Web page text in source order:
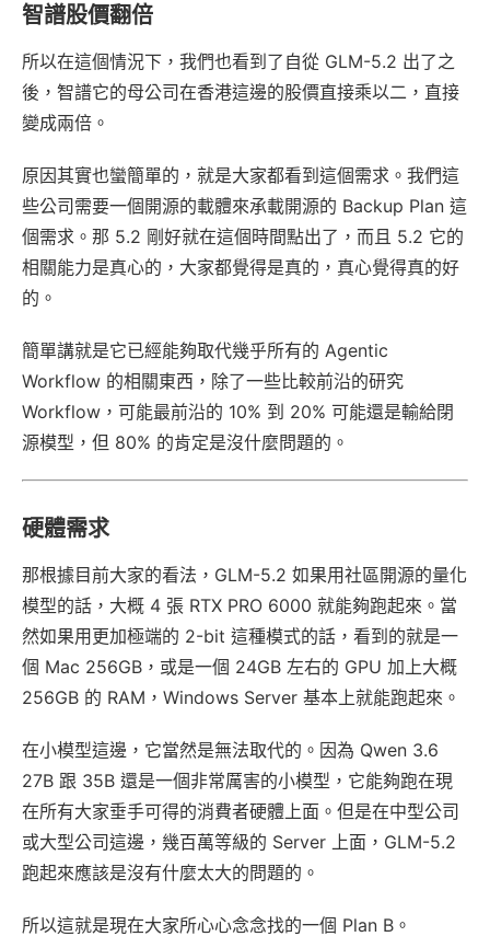
智譜股價翻倍
所以在這個情況下，我們也看到了自從 GLM-5.2 出了之
後，智譜它的母公司在香港這邊的股價直接乘以二，直接
變成兩倍。
原因其實也蠻簡單的，就是大家都看到這個需求。我們這
些公司需要一個開源的載體來承載開源的 Backup Plan 這
個需求。那 5.2 剛好就在這個時間點出了，而且 5.2 它的
相關能力是真心的，大家都覺得是真的，真心覺得真的好
的。
簡單講就是它已經能夠取代幾乎所有的 Agentic
Workflow 的相關東西，除了一些比較前沿的研究
Workflow，可能最前沿的 10% 到 20% 可能還是輸給閉
源模型，但 80% 的肯定是沒什麼問題的。
硬體需求
那根據目前大家的看法，GLM-5.2 如果用社區開源的量化
模型的話，大概 4 張 RTX PRO 6000 就能夠跑起來。當
然如果用更加極端的 2-bit 這種模式的話，看到的就是一
個 Mac 256GB，或是一個 24GB 左右的 GPU 加上大概
256GB 的 RAM，Windows Server 基本上就能跑起來。
在小模型這邊，它當然是無法取代的。因為 Qwen 3.6
27B 跟 35B 還是一個非常厲害的小模型，它能夠跑在現
在所有大家垂手可得的消費者硬體上面。但是在中型公司
或大型公司這邊，幾百萬等級的 Server 上面，GLM-5.2
跑起來應該是沒有什麼太大的問題的。
所以這就是現在大家所心心念念找的一個 Plan B。